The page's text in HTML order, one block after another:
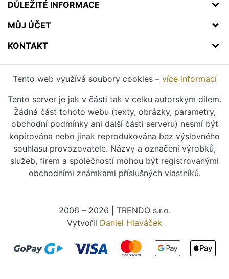
DŮLEŽITÉ INFORMACE
MŮJ ÚČET
KONTAKT
Tento web využívá soubory cookies – více informací
Tento server je jak v části tak v celku autorským dílem.
Žádná část tohoto webu (texty, obrázky, parametry,
obchodní podmínky ani další části serveru) nesmí být
kopírována nebo jinak reprodukována bez výslovného
souhlasu provozovatele. Názvy a označení výrobků,
služeb, firem a společností mohou být registrovanými
obchodními známkami příslušných vlastníků.
2006 – 2026 | TRENDO s.r.o.
Vytvořil Daniel Hlaváček